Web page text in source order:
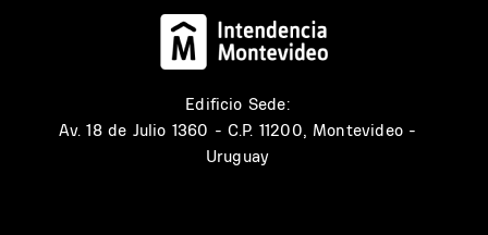
Edificio Sede:
Av. 18 de Julio 1360 - C.P. 11200, Montevideo -
Uruguay